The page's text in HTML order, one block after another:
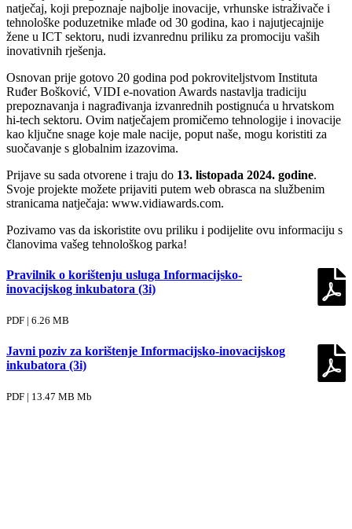
natječaj, koji prepoznaje najbolje inovacije, vrhunske istraživače i
tehnološke poduzetnike mlađe od 30 godina, kao i najutjecajnije
žene u ICT sektoru, nudi izvanrednu priliku za promociju vaših
inovativnih rješenja.
Osnovan prije gotovo 20 godina pod pokroviteljstvom Instituta
Ruđer Bošković, VIDI e-novation Awards nastavlja tradiciju
prepoznavanja i nagrađivanja izvanrednih postignuća u hrvatskom
hi-tech sektoru. Ovim natječajem promičemo tehnologije i inovacije
kao ključne snage koje male nacije, poput naše, mogu koristiti za
suočavanje s globalnim izazovima.
Prijave su sada otvorene i traju do 13. listopada 2024. godine.
Svoje projekte možete prijaviti putem web obrasca na službenim
stranicama natječaja: www.vidiawards.com.
Pozivamo vas da iskoristite ovu priliku i podijelite ovu informaciju s
članovima vašeg tehnološkog parka!
Pravilnik o korištenju usluga Informacijsko-
inovacijskog inkubatora (3i)
PDF | 6.26 MB
Javni poziv za korištenje Informacijsko-inovacijskog
inkubatora (3i)
PDF | 13.47 MB Mb